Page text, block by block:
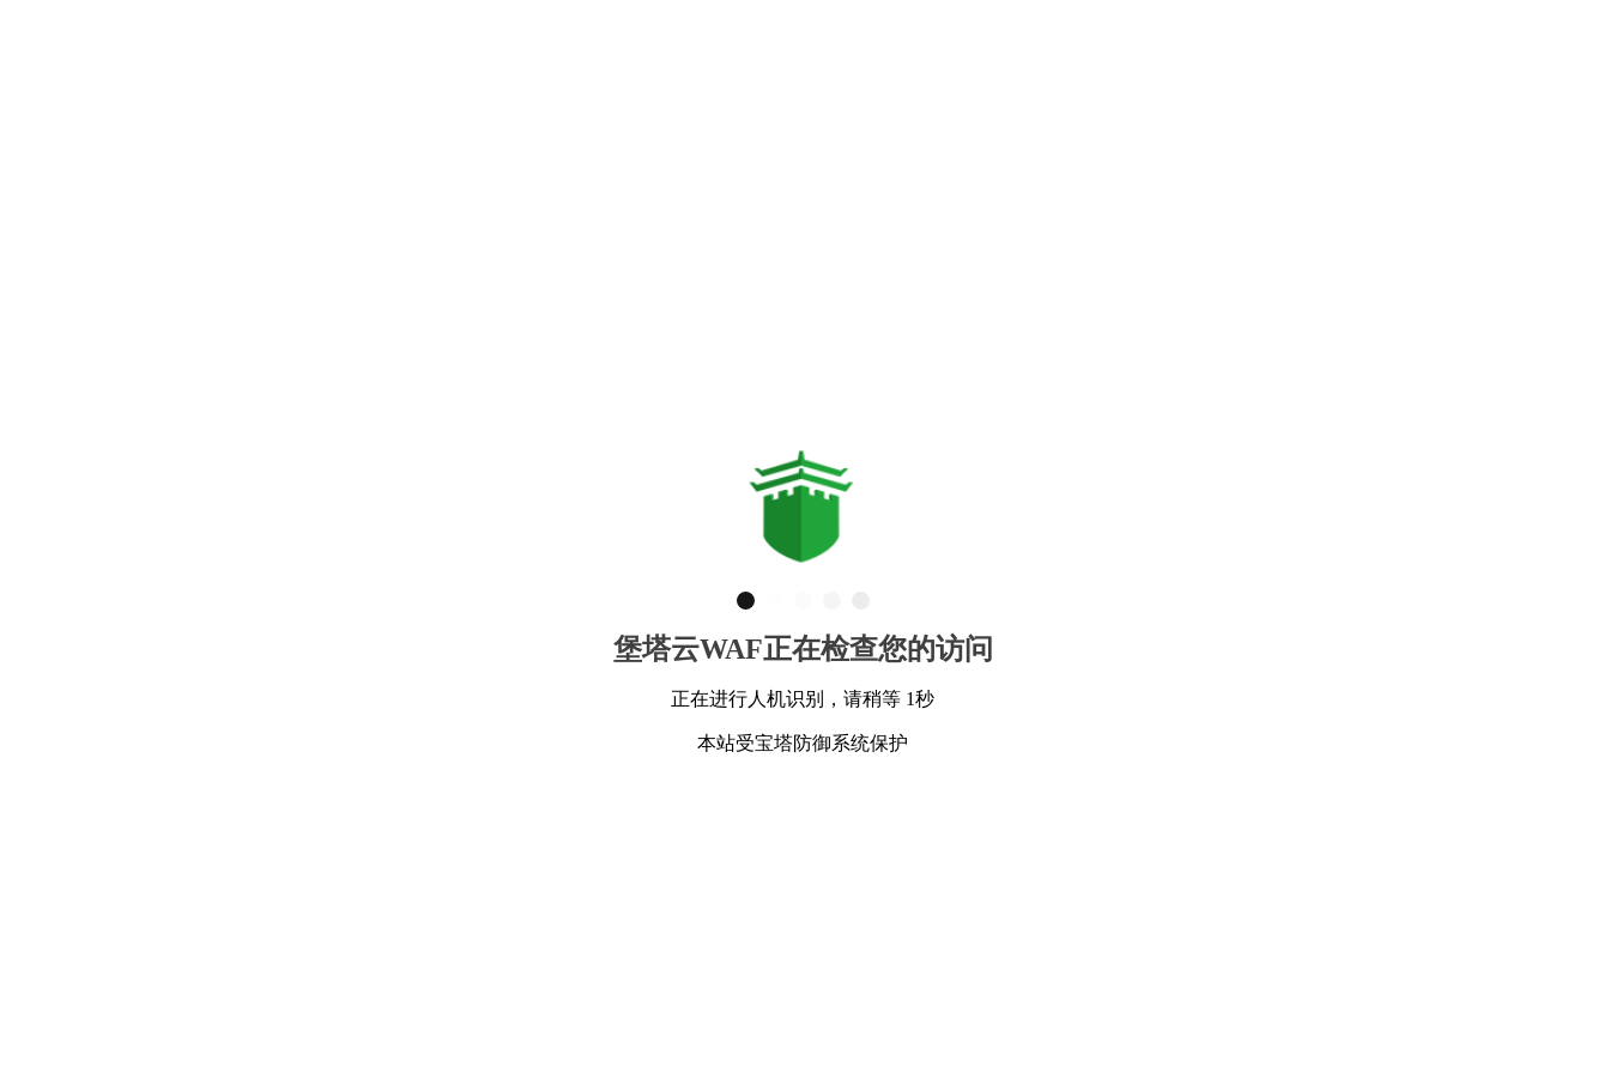
堡塔云WAF正在检查您的访问
正在进行人机识别，请稍等 1秒
本站受宝塔防御系统保护